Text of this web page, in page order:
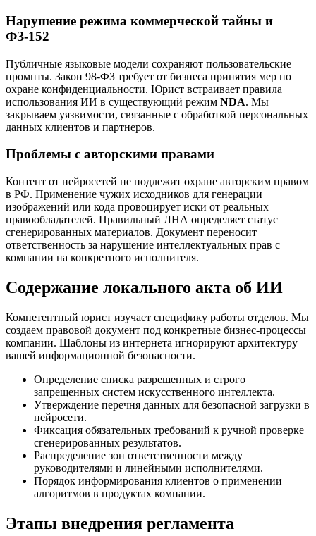
Нарушение режима коммерческой тайны и
ФЗ-152
Публичные языковые модели сохраняют пользовательские
промпты. Закон 98-ФЗ требует от бизнеса принятия мер по
охране конфиденциальности. Юрист встраивает правила
использования ИИ в существующий режим NDA. Мы
закрываем уязвимости, связанные с обработкой персональных
данных клиентов и партнеров.
Проблемы с авторскими правами
Контент от нейросетей не подлежит охране авторским правом
в РФ. Применение чужих исходников для генерации
изображений или кода провоцирует иски от реальных
правообладателей. Правильный ЛНА определяет статус
сгенерированных материалов. Документ переносит
ответственность за нарушение интеллектуальных прав с
компании на конкретного исполнителя.
Содержание локального акта об ИИ
Компетентный юрист изучает специфику работы отделов. Мы
создаем правовой документ под конкретные бизнес-процессы
компании. Шаблоны из интернета игнорируют архитектуру
вашей информационной безопасности.
Определение списка разрешенных и строго
запрещенных систем искусственного интеллекта.
Утверждение перечня данных для безопасной загрузки в
нейросети.
Фиксация обязательных требований к ручной проверке
сгенерированных результатов.
Распределение зон ответственности между
руководителями и линейными исполнителями.
Порядок информирования клиентов о применении
алгоритмов в продуктах компании.
Этапы внедрения регламента